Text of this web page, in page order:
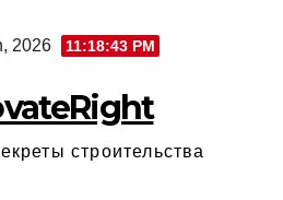
2026 11:18:44 PM
строительства